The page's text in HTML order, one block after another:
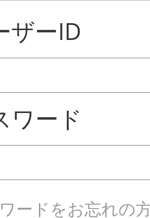
ザーID
ワード
ードをお忘れの